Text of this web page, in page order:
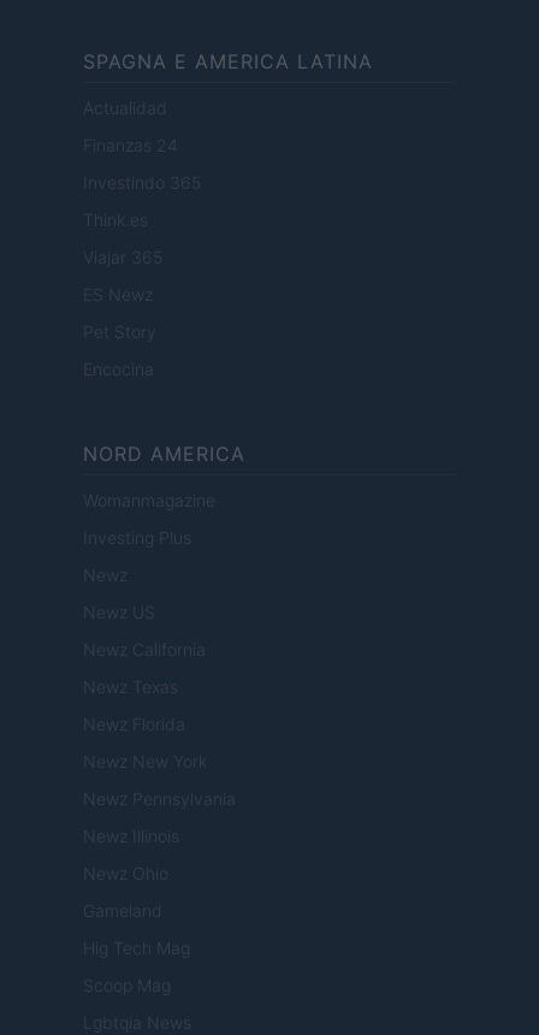
SPAGNA E AMERICA LATINA
Actualidad
Finanzas 24
Investindo 365
Think.es
Viajar 365
ES Newz
Pet Story
Encocina
NORD AMERICA
Womanmagazine
Investing Plus
Newz
Newz US
Newz California
Newz Texas
Newz Florida
Newz New York
Newz Pennsylvania
Newz Illinois
Newz Ohio
Gameland
Hig Tech Mag
Scoop Mag
Lgbtqia News